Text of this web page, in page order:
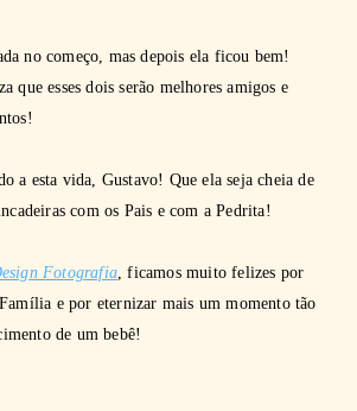
no começo, mas depois ela ficou bem!
que esses dois serão melhores amigos e
a esta vida, Gustavo! Que ela seja cheia de
com os Pais e com a Pedrita!
Fotografia , ficamos muito felizes por
e por eternizar mais um momento tão
de um bebê!